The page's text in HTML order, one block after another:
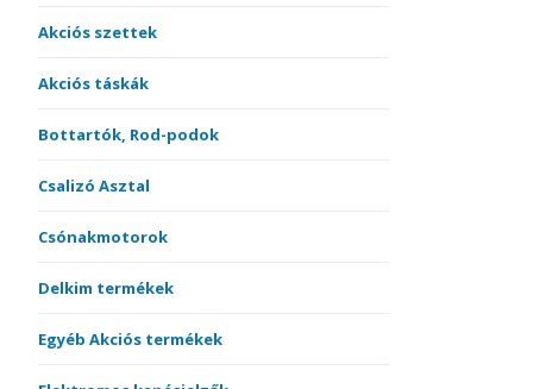
Akciós szettek
Akciós táskák
Bottartók, Rod-podok
Csalizó Asztal
Csónakmotorok
Delkim termékek
Egyéb Akciós termékek